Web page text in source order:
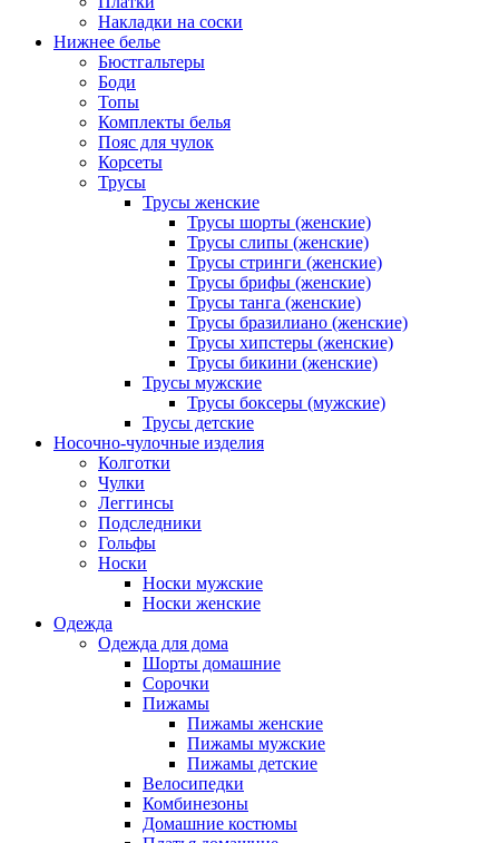
Накладки на соски
Нижнее белье
Бюстгальтеры
Боди
Топы
Комплекты белья
Пояс для чулок
Корсеты
Трусы
Трусы женские
Трусы шорты (женские)
Трусы слипы (женские)
Трусы стринги (женские)
Трусы брифы (женские)
Трусы танга (женские)
Трусы бразилиано (женские)
Трусы хипстеры (женские)
Трусы бикини (женские)
Трусы мужские
Трусы боксеры (мужские)
Трусы детские
Носочно-чулочные изделия
Колготки
Чулки
Леггинсы
Подследники
Гольфы
Носки
Носки мужские
Носки женские
Одежда
Одежда для дома
Шорты домашние
Сорочки
Пижамы
Пижамы женские
Пижамы мужские
Пижамы детские
Велосипедки
Комбинезоны
Домашние костюмы